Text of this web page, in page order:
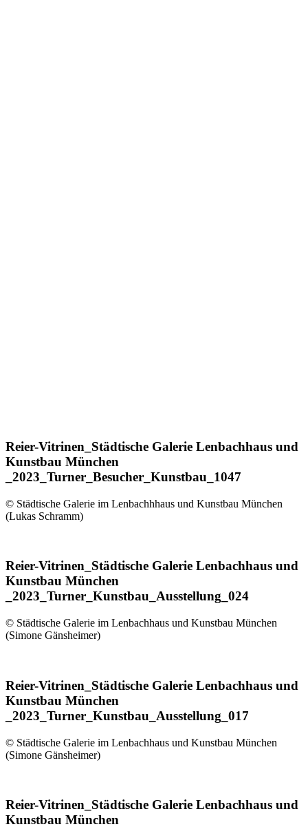
Reier-Vitrinen_Städtische Galerie Lenbachhaus und
Kunstbau München
_2023_Turner_Besucher_Kunstbau_1047
© Städtische Galerie im Lenbachhhaus und Kunstbau München
(Lukas Schramm)
Reier-Vitrinen_Städtische Galerie Lenbachhaus und
Kunstbau München
_2023_Turner_Kunstbau_Ausstellung_024
© Städtische Galerie im Lenbachhaus und Kunstbau München
(Simone Gänsheimer)
Reier-Vitrinen_Städtische Galerie Lenbachhaus und
Kunstbau München
_2023_Turner_Kunstbau_Ausstellung_017
© Städtische Galerie im Lenbachhaus und Kunstbau München
(Simone Gänsheimer)
Reier-Vitrinen_Städtische Galerie Lenbachhaus und
Kunstbau München